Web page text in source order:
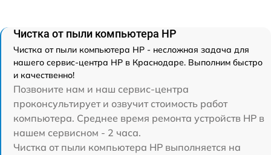
Чистка от пыли компьютера HP
Чистка от пыли компьютера HP - несложная задача для
нашего сервис-центра HP в Краснодаре. Выполним быстро
и качественно!
Позвоните нам и наш сервис-центра
проконсультирует и озвучит стоимость работ
компьютера. Среднее время ремонта устройств HP в
нашем сервисном - 2 часа.
Чистка от пыли компьютера HP выполняется на